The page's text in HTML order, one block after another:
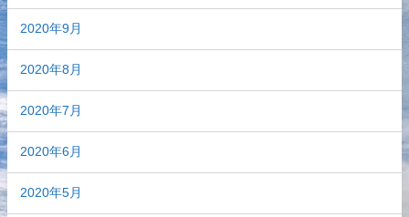
2020年9月
2020年8月
2020年7月
2020年6月
2020年5月